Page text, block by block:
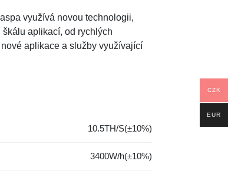
využívá novou technologii,
aplikací, od rychlých
aplikace a služby využívající
10.5TH/S(±10%)
3400W/h(±10%)
CZK
EUR